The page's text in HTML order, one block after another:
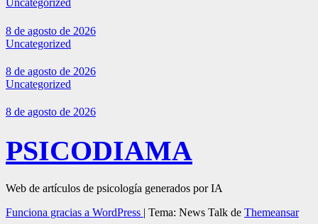
Uncategorized
8 de agosto de 2026
Uncategorized
8 de agosto de 2026
Uncategorized
8 de agosto de 2026
PSICODIAMA
Web de artículos de psicología generados por IA
Funciona gracias a WordPress | Tema: News Talk de Themeansar